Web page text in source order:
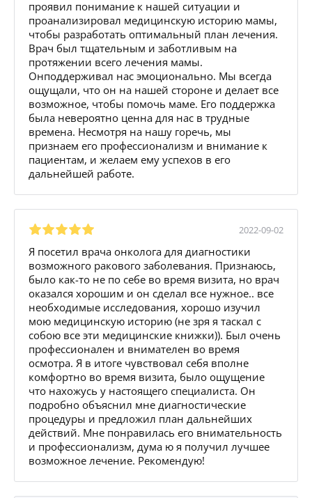
проявил понимание к нашей ситуации и
проанализировал медицинскую историю мамы,
чтобы разработать оптимальный план лечения.
Врач был тщательным и заботливым на
протяжении всего лечения мамы.
Онподдерживал нас эмоционально. Мы всегда
ощущали, что он на нашей стороне и делает все
возможное, чтобы помочь маме. Его поддержка
была невероятно ценна для нас в трудные
времена. Несмотря на нашу горечь, мы
признаем его профессионализм и внимание к
пациентам, и желаем ему успехов в его
дальнейшей работе.
2022-09-02
Я посетил врача онколога для диагностики
возможного ракового заболевания. Признаюсь,
было как-то не по себе во время визита, но врач
оказался хорошим и он сделал все нужное.. все
необходимые исследования, хорошо изучил
мою медицинскую историю (не зря я таскал с
собою все эти медицинские книжки)). Был очень
профессионален и внимателен во время
осмотра. Я в итоге чувствовал себя вполне
комфортно во время визита, было ощущение
что нахожусь у настоящего специалиста. Он
подробно объяснил мне диагностические
процедуры и предложил план дальнейших
действий. Мне понравилась его внимательность
и профессионализм, дума ю я получил лучшее
возможное лечение. Рекомендую!